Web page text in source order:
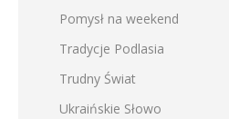
Pomysł na weekend
Tradycje Podlasia
Trudny Świat
Ukraińskie Słowo